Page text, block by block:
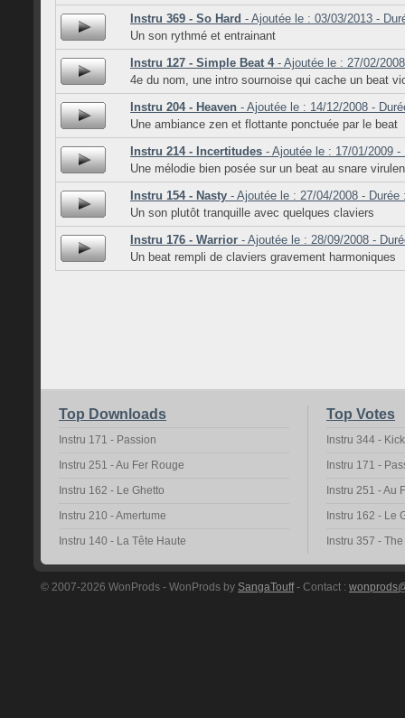
Instru 369 - So Hard - Ajoutée le : 03/03/2013 -
Un son rythmé et entrainant
Instru 127 - Simple Beat 4- Ajoutée le : 27/02/
4e du nom, une intro sournoise qui cache un beat
Instru 204 - Heaven - Ajoutée le : 14/12/2008 -
Une ambiance zen et flottante ponctuée par le beat
Instru 214 - Incertitudes - Ajoutée le : 17/01/2009 -
Une mélodie bien posée sur un beat au snare
Instru 154 - Nasty - Ajoutée le : 27/04/2008 - Durée
Un son plutôt tranquille avec quelques claviers
Instru 176 - Warrior - Ajoutée le : 28/09/2008 -
Un beat rempli de claviers gravement harmoniques
Top Downloads
Instru 171 - Passion
Instru 251 - Au Fer Rouge
Instru 162 - Le Ghetto
Instru 210 - Amertume
Instru 140 - La Tête Haute
Top Votes
Instru 344 -
Instru 171 -
Instru 251 - Au
Instru 162 - Le
Instru 357 -
© 2007-2026 WonProds - WonProds by SangaTouff- Contact :